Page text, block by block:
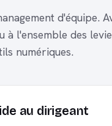
d'équipe.
à l'ensemble des
numériques.
au dirigeant